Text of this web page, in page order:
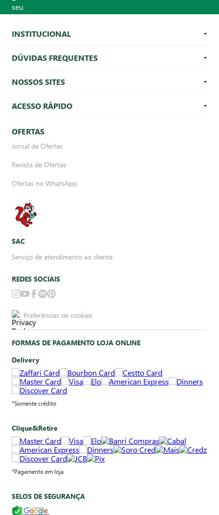
INSTITUCIONAL
DÚVIDAS FREQUENTES
NOSSOS SITES
ACESSO RÁPIDO
OFERTAS
Jornal de Ofertas
Revista de Ofertas
Ofertas no WhatsApp
SAC
Serviço de atendimento ao cliente
REDES SOCIAIS
Preferências de cookies
FORMAS DE PAGAMENTO LOJA ONLINE
Delivery
*Somente crédito
Clique&Retire
*Pagamento em loja
SELOS DE SEGURANÇA